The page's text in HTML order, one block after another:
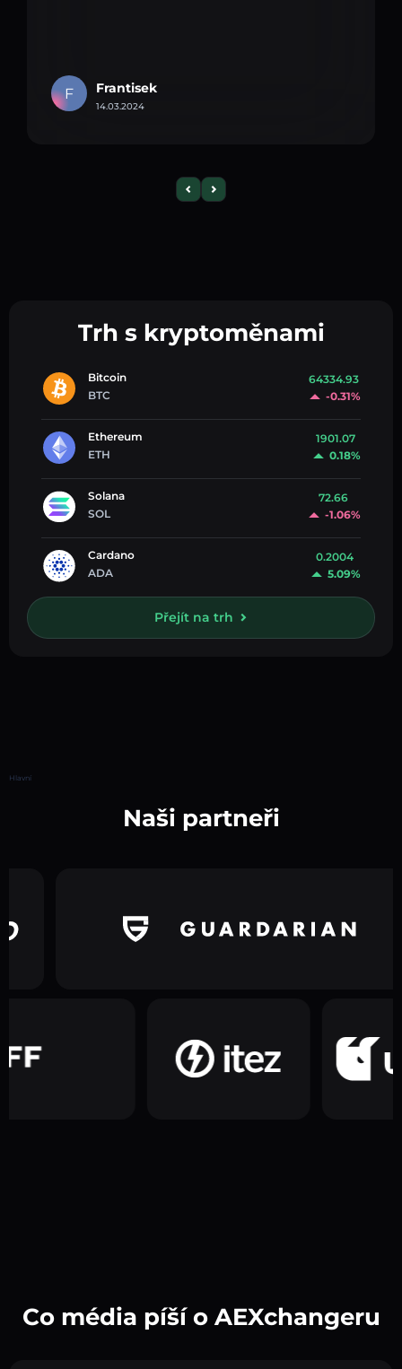
F Frantisek
14.03.2024
Trh s kryptoměnami
Bitcoin
BTC
64334.93
-0.31%
Ethereum
ETH
1901.07
0.18%
Solana
SOL
72.66
-1.06%
Cardano
ADA
0.2004
5.09%
Přejít na trh
Hlavní
Naši partneři
Co média píší o AEXchangeru